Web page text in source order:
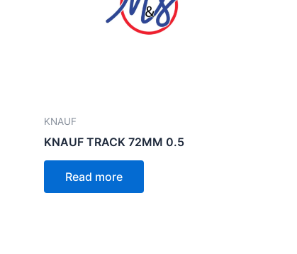
KNAUF
KNAUF TRACK 72MM 0.5
Read more